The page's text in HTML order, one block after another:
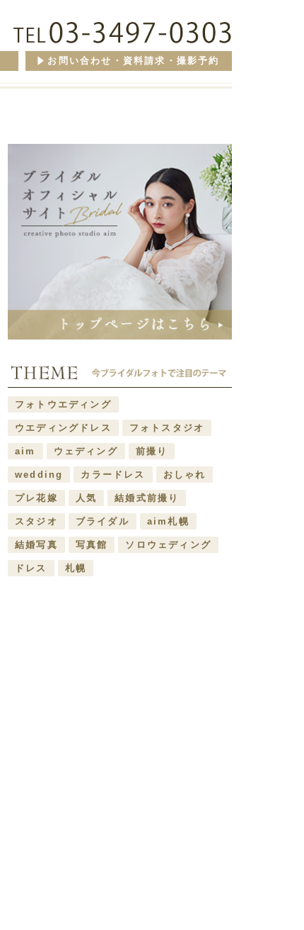
お問い合わせ・資料請求・撮影予約
フォトウエディング
ウエディングドレス フォトスタジオ
aim ウェディング 前撮り
wedding カラードレス おしゃれ
プレ花嫁 人気 結婚式前撮り
スタジオ ブライダル aim札幌
結婚写真 写真館 ソロウェディング
ドレス 札幌